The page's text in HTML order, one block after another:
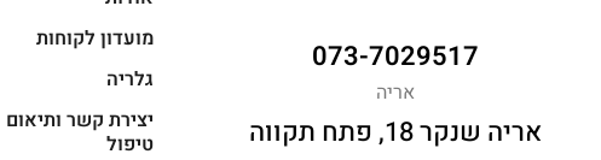
073-7029517
אריה
אריה שנקר 18, פתח תקווה
מועדון לקוחות
גלריה
יצירת קשר ותיאום
טיפול